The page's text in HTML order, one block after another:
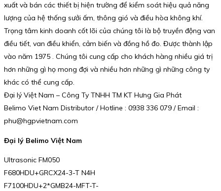
xuất và bán các thiết bị hiện trường để kiểm soát hiệu quả năng
lượng của hệ thống sưởi ấm, thông gió và điều hòa không khí.
Trọng tâm kinh doanh cốt lõi của chúng tôi là bộ truyền động van
điều tiết, van điều khiển, cảm biến và đồng hồ đo. Được thành lập
vào năm 1975 . Chúng tôi cung cấp cho khách hàng nhiều giá trị
hơn những gì họ mong đợi và nhiều hơn những gì những công ty
khác có thể cung cấp.
Đại lý Việt Nam – Công Ty TNHH TM KT Hưng Gia Phát
Belimo Viet Nam Distributor / Hotline : 0938 336 079 / Email :
phu@hgpvietnam.com
Đại lý Belimo Việt Nam
Ultrasonic FM050
F680HDU+GRCX24-3-T N4H
F7100HDU+2*GMB24-MFT-T-